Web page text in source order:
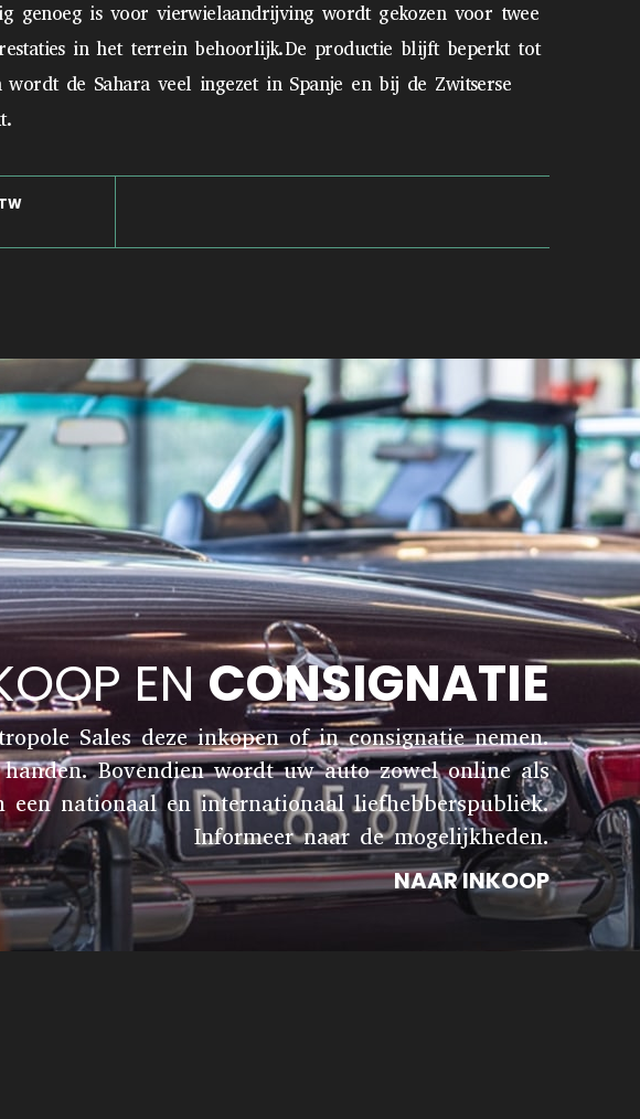
genoeg is voor vierwielaandrijving wordt gekozen voor twee
in het terrein behoorlijk.De productie blijft beperkt tot
de Sahara veel ingezet in Spanje en bij de Zwitserse
EN CONSIGNATIE
Sales deze inkopen of in consignatie nemen.
Bovendien wordt uw auto zowel online als
nationaal en internationaal liefhebberspubliek.
Informeer naar de mogelijkheden.
NAAR INKOOP